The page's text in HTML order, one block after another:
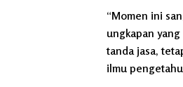
“Momen ini
ungkapan
tanda jasa,
ilmu